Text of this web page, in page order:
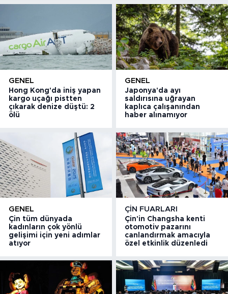
GENEL
Hong Kong'da iniş yapan
kargo uçağı pistten
çıkarak denize düştü: 2
ölü
GENEL
Japonya'da ayı
saldırısına uğrayan
kaplıca çalışanından
haber alınamıyor
GENEL
Çin tüm dünyada
kadınların çok yönlü
gelişimi için yeni adımlar
atıyor
ÇIN FUARLARI
Çin'in Changsha kenti
otomotiv pazarını
canlandırmak amacıyla
özel etkinlik düzenledi